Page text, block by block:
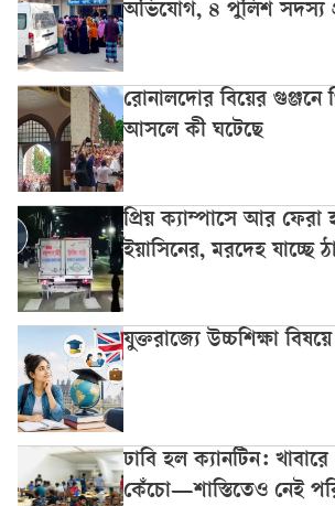
অভিযোগ, ৪ পুলিশ সদস্য
রোনালদোর বিয়ের গুঞ্জনে
আসলে কী ঘটেছে
প্রিয় ক্যাম্পাসে আর ফেরা
ইয়াসিনের, মরদেহ যাচ্ছে
যুক্তরাজ্যে উচ্চশিক্ষা
ঢাবি হল ক্যানটিন:
কেঁচো—শাস্তিতেও নেই